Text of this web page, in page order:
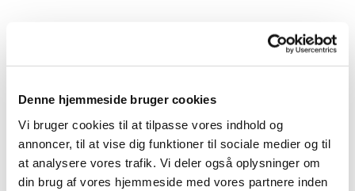
Denne hjemmeside bruger cookies
Vi bruger cookies til at tilpasse vores indhold og
annoncer, til at vise dig funktioner til sociale medier og til
at analysere vores trafik. Vi deler også oplysninger om
din brug af vores hjemmeside med vores partnere inden
Du vil måske også kunne
lide...